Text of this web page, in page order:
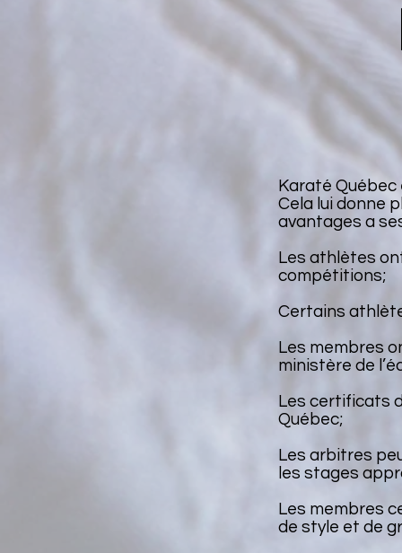
Karaté Québec
Cela lui donne
avantages a
Les athlètes
compétitions;
Certains
Les membres
ministère de
Les certificats
Québec;
Les arbitres
les stages
Les membres
de style et de